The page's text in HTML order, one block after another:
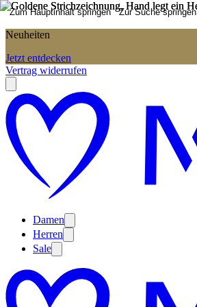
Zum Hauptinhalt springen Zur Suche springen
Neuheiten
Jetzt entdecken
Vertrag widerrufen
Damen
Herren
Sale